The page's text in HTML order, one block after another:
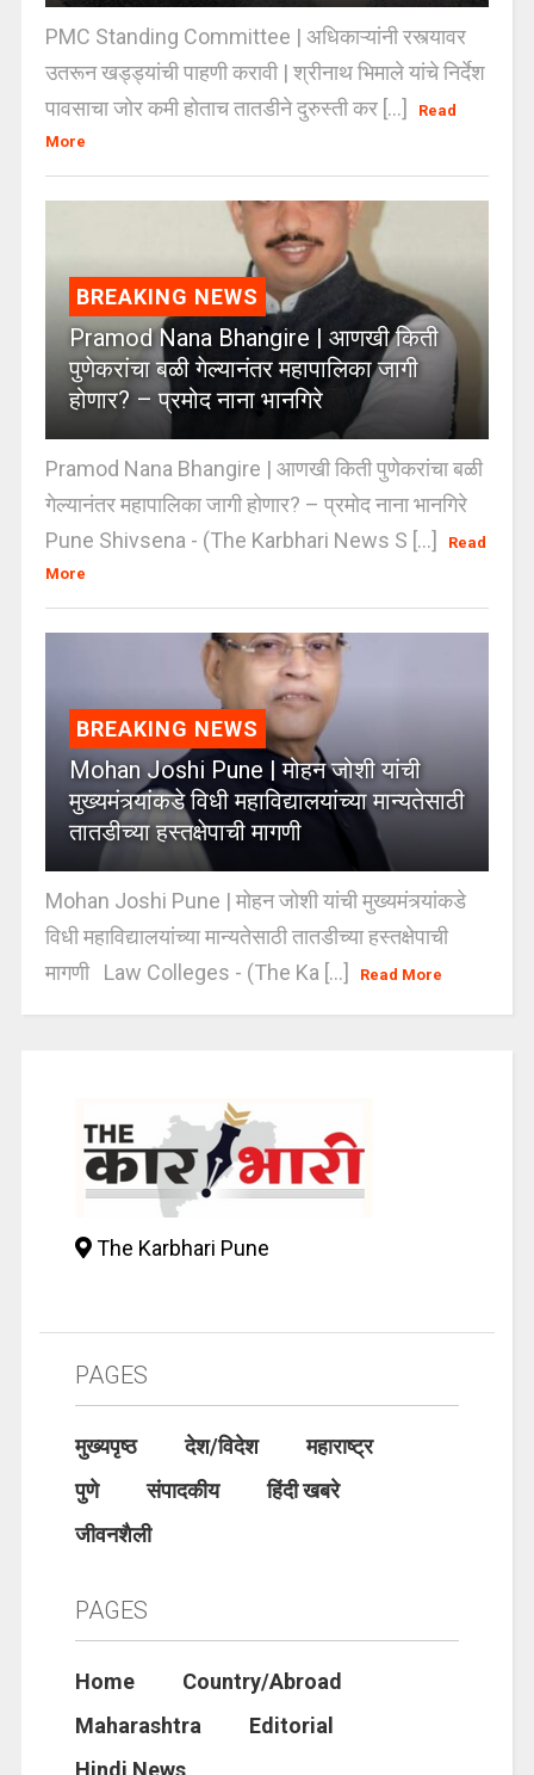
PMC Standing Committee | अधिकाऱ्यांनी रस्त्यावर
उतरून खड्ड्यांची पाहणी करावी | श्रीनाथ भिमाले यांचे निर्देश
पावसाचा जोर कमी होताच तातडीने दुरुस्ती कर [...]
Read
More
BREAKING NEWS
Pramod Nana Bhangire | आणखी किती
पुणेकरांचा बळी गेल्यानंतर महापालिका जागी
होणार? – प्रमोद नाना भानगिरे
Pramod Nana Bhangire | आणखी किती पुणेकरांचा बळी
गेल्यानंतर महापालिका जागी होणार? – प्रमोद नाना भानगिरे
Pune Shivsena - (The Karbhari News S [...]
Read
More
BREAKING NEWS
Mohan Joshi Pune | मोहन जोशी यांची
मुख्यमंत्र्यांकडे विधी महाविद्यालयांच्या मान्यतेसाठी
तातडीच्या हस्तक्षेपाची मागणी
Mohan Joshi Pune | मोहन जोशी यांची मुख्यमंत्र्यांकडे
विधी महाविद्यालयांच्या मान्यतेसाठी तातडीच्या हस्तक्षेपाची
मागणी Law Colleges - (The Ka [...]
Read More
The Karbhari Pune
PAGES
मुख्यपृष्ठ देश/विदेश
महाराष्ट्र
पुणे
संपादकीय
हिंदी खबरे
जीवनशैली
PAGES
Home
Country/Abroad
Maharashtra
Editorial
Hindi News